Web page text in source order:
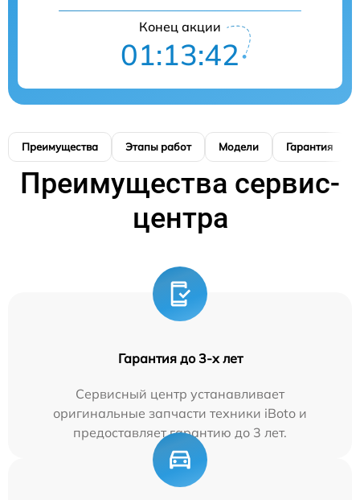
Конец акции
01:13:41
Преимущества Этапы работ Модели Гарантия
Преимущества сервис-
центра
Гарантия до 3-х лет
Сервисный центр устанавливает
оригинальные запчасти техники iBoto и
предоставляет гарантию до 3 лет.